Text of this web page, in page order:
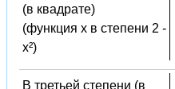
(в квадрате)
(функция x в степени 2 -
x²)
В третьей степени (в